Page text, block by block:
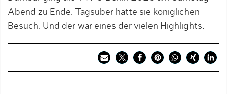
Abend zu Ende. Tagsüber hatte sie königlichen
Besuch. Und der war eines der vielen Highlights.